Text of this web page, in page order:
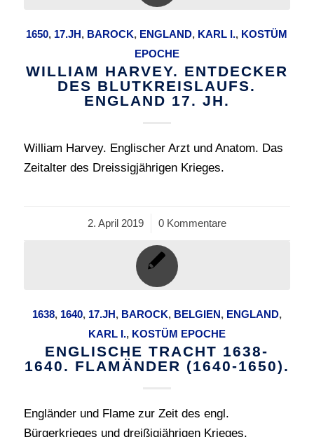
1650, 17.JH, BAROCK, ENGLAND, KARL I., KOSTÜM
EPOCHE
WILLIAM HARVEY. ENTDECKER
DES BLUTKREISLAUFS.
ENGLAND 17. JH.
William Harvey. Englischer Arzt und Anatom. Das
Zeitalter des Dreissigjährigen Krieges.
2. April 2019
/ 0 Kommentare
1638, 1640, 17.JH, BAROCK, BELGIEN, ENGLAND,
KARL I., KOSTÜM EPOCHE
ENGLISCHE TRACHT 1638-
1640. FLAMÄNDER (1640-1650).
Engländer und Flame zur Zeit des engl.
Bürgerkrieges und dreißigjährigen Krieges.